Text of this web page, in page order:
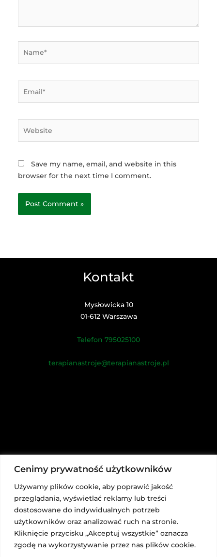
Cenimy prywatność użytkowników
Używamy plików cookie, aby poprawić jakość
przeglądania, wyświetlać reklamy lub treści
dostosowane do indywidualnych potrzeb
użytkowników oraz analizować ruch na stronie.
Kliknięcie przycisku „Akceptuj wszystkie” oznacza
zgodę na wykorzystywanie przez nas plików cookie.
Save my name, email, and website in this
browser for the next time I comment.
Kontakt
Mysłowicka 10
01-612 Warszawa
Telefon 795025100
terapianastroje@terapianastroje.pl